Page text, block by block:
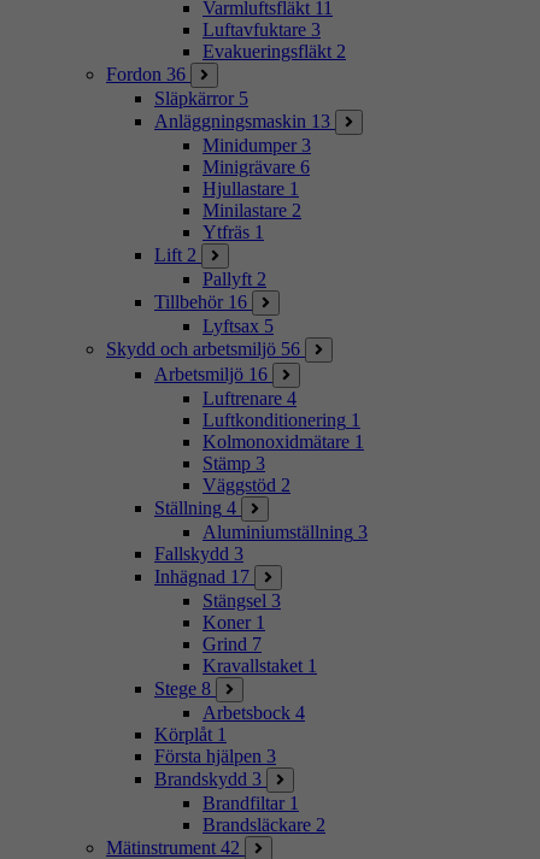
Varmluftsfläkt 11
Luftavfuktare 3
Evakueringsfläkt 2
Fordon 36
Släpkärror 5
Anläggningsmaskin 13
Minidumper 3
Minigrävare 6
Hjullastare 1
Minilastare 2
Ytfräs 1
Lift 2
Pallyft 2
Tillbehör 16
Lyftsax 5
Skydd och arbetsmiljö 56
Arbetsmiljö 16
Luftrenare 4
Luftkonditionering 1
Kolmonoxidmätare 1
Stämp 3
Väggstöd 2
Ställning 4
Aluminiumställning 3
Fallskydd 3
Inhägnad 17
Stängsel 3
Koner 1
Grind 7
Kravallstaket 1
Stege 8
Arbetsbock 4
Körplåt 1
Första hjälpen 3
Brandskydd 3
Brandfiltar 1
Brandsläckare 2
Mätinstrument 42